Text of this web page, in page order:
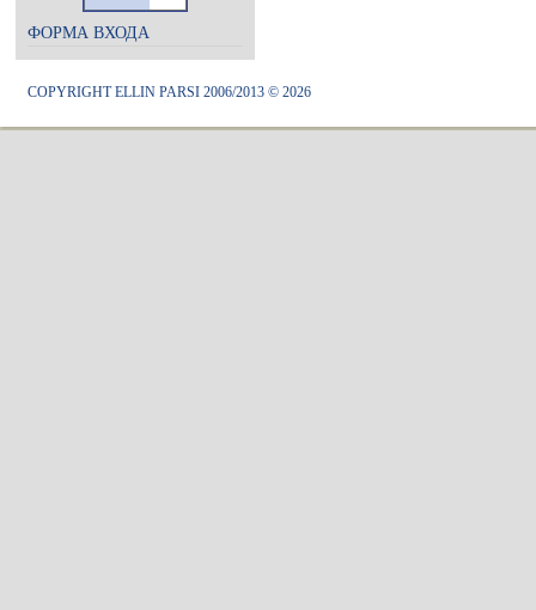
ФОРМА ВХОДА
COPYRIGHT ELLIN PARSI 2006/2013 © 2026